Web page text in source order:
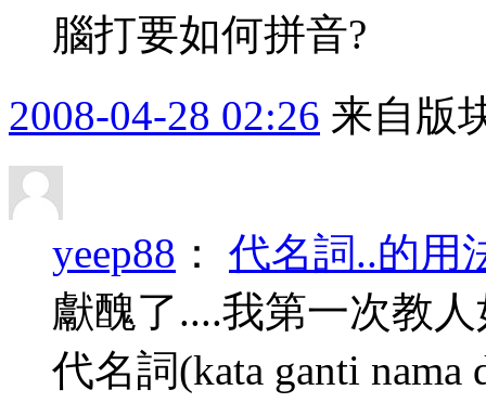
腦打要如何拼音?
2008-04-28 02:26 来自版
yeep88 ： 代名詞..的用
獻醜了....我第一次教
代名詞(kata ganti